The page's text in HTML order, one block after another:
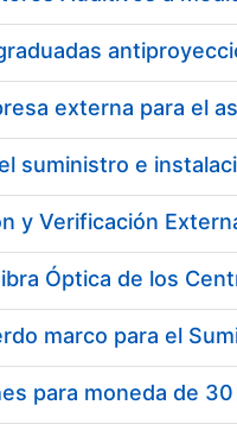
suministro e
para moneda de